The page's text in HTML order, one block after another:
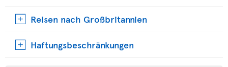
Reisen nach Großbritannien
Haftungsbeschränkungen